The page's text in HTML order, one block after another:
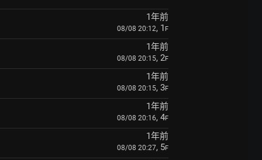
1年前
08/08 20:12, 1 F
1年前
08/08 20:15, 2F
1年前
08/08 20:15, 3F
1年前
08/08 20:16, 4F
1年前
08/08 20:27, 5F